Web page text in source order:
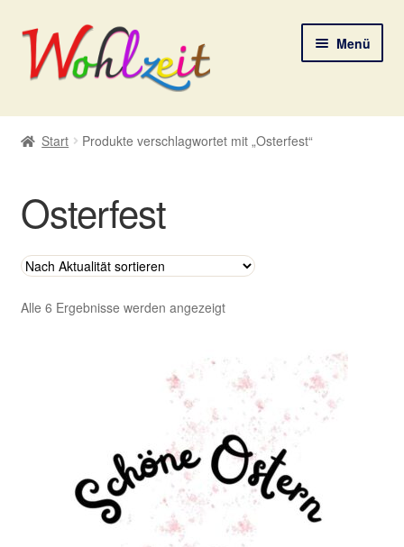
Zur
Navigation
springen
Zum
Inhalt
springen
Menü
Start
Datenschutzerklärung
Deine Auswahl
Digitale Lebenspostkarten
Gutscheine und Aktionen
Start Produkte verschlagwortet mit „Osterfest“
Osterfest
Alle 6 Ergebnisse werden angezeigtNach